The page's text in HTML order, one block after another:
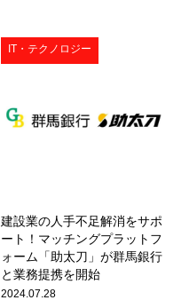
IT・テクノロジー
建設業の人手不足解消をサポ
ート！マッチングプラットフ
ォーム「助太刀」が群馬銀行
と業務提携を開始
2024.07.28